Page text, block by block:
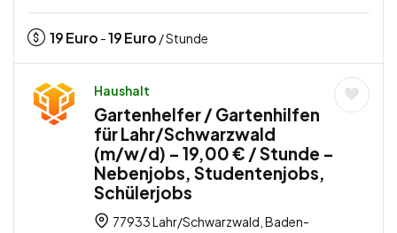
19Euro -19Euro / Stunde
Haushalt
Gartenhelfer / Gartenhilfen
für Lahr/Schwarzwald
(m/w/d) – 19,00 € / Stunde –
Nebenjobs, Studentenjobs,
Schülerjobs
77933 Lahr/Schwarzwald, Baden-